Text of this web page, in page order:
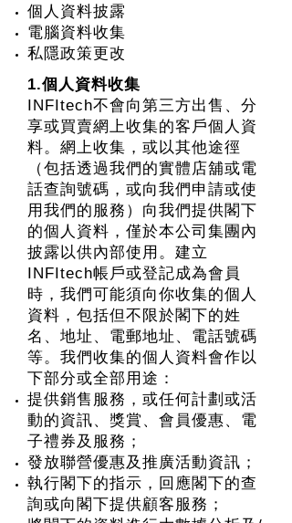
個人資料披露
電腦資料收集
私隱政策更改
1.個人資料收集
INFItech不會向第三方出售、分
享或買賣網上收集的客戶個人資
料。網上收集，或以其他途徑
（包括透過我們的實體店舖或電
話查詢號碼，或向我們申請或使
用我們的服務）向我們提供閣下
的個人資料，僅於本公司集團內
披露以供內部使用。建立
INFItech帳戶或登記成為會員
時，我們可能須向你收集的個人
資料，包括但不限於閣下的姓
名、地址、電郵地址、電話號碼
等。我們收集的個人資料會作以
下部分或全部用途：
提供銷售服務，或任何計劃或活
動的資訊、獎賞、會員優惠、電
子禮券及服務；
發放聯營優惠及推廣活動資訊；
執行閣下的指示，回應閣下的查
詢或向閣下提供顧客服務；